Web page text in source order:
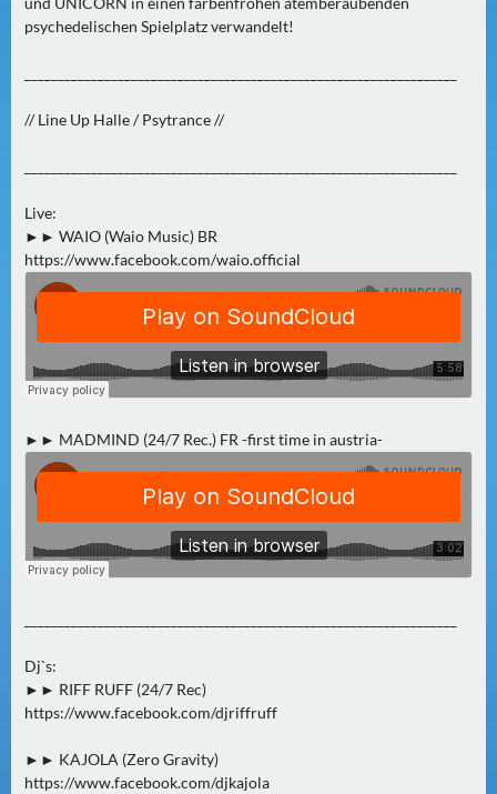
S
M
T
(
0
)
A
U
G
U
T
)
P
T
E
B
psychedelischen Spielplatz verwandelt!
// Line Up Halle / Psytrance //
Live:
►► WAIO (Waio Music) BR
https://www.facebook.com/waio.official
►► MADMIND (24/7 Rec.) FR -first time in austria-
Dj`s:
►► RIFF RUFF (24/7 Rec)
https://www.facebook.com/djriffruff
►► KAJOLA (Zero Gravity)
https://www.facebook.com/djkajola